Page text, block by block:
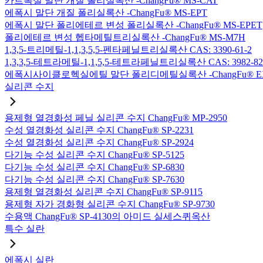
에폭시 말단 개질 폴리실록산 -ChangFu® MS-EPT
에폭시 말단 폴리에테르 변성 폴리실록산 -ChangFu® MS-EPET
폴리에테르 변성 헵타메틸트리실록산 -ChangFu® MS-M7H
1,3,5-트리메틸-1,1,3,5,5-펜타페닐트리실록산 CAS: 3390-61-2
1,3,3,5-테트라메틸-1,1,5,5-테트라페닐트리실록산 CAS: 3982-
에폭시사이클로헥실에틸 말단 폴리디메틸실록산 -ChangFu®
실리콘 수지
용제형 열경화성 페닐 실리콘 수지 ChangFu® MP-2950
수성 열경화성 실리콘 수지 ChangFu® SP-2231
수성 열경화성 실리콘 수지 ChangFu® SP-2924
다기능 수성 실리콘 수지 ChangFu® SP-5125
다기능 수성 실리콘 수지 ChangFu® SP-6830
다기능 수성 실리콘 수지 ChangFu® SP-7630
용제형 열경화성 실리콘 수지 ChangFu® SP-9115
용제형 자가 경화형 실리콘 수지 ChangFu® SP-9730
수용액 ChangFu® SP-4130의 아미드 실세스퀴옥산
특수 실란
에폭시 실란